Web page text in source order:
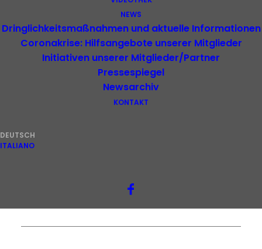
NEWS
Dringlichkeitsmaßnahmen und aktuelle Informationen
Coronakrise: Hilfsangebote unserer Mitglieder
Initiativen unserer Mitglieder/Partner
Pressespiegel
Newsarchiv
KONTAKT
DEUTSCH
ITALIANO